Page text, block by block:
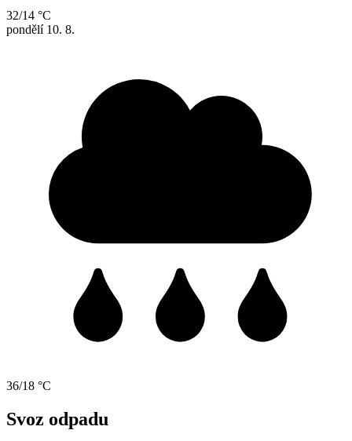
32/14 °C
pondělí 10. 8.
36/18 °C
Svoz odpadu